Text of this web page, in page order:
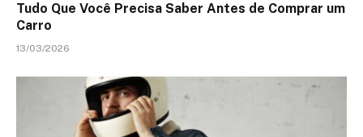
Tudo Que Você Precisa Saber Antes de Comprar um
Carro
13/03/2026